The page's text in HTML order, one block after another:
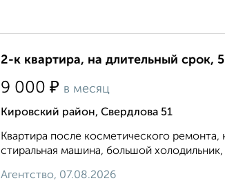
2-к квартира, на длительный срок,
9 000 ₽ в месяц
Кировский район, Свердлова 51
Квартира после косметического
стиральная машина, большой
Агентство, 07.08.2026